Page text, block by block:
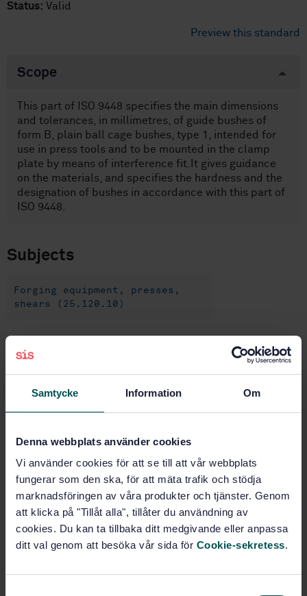
Samtycke Information Om
Denna webbplats använder cookies
Vi använder cookies för att se till att vår webbplats
fungerar som den ska, för att mäta trafik och stödja
marknadsföringen av våra produkter och tjänster. Genom
att klicka på "Tillåt alla", tillåter du användning av
cookies. Du kan ta tillbaka ditt medgivande eller anpassa
ditt val genom att besöka vår sida för Cookie-sekretess.
Status: Valid
Preview this standard
Scope
This part of ISO 9448 specifies the main dimensions
and tolerances, in millimetres, of guide bushes of
form B, plain ball cage bushes, type 1, intended for
use in press tools and to be mounted in the clamp
plate by means of interference fit.It gives guidance
on the materials, and specifies the hardness and the
designation of bushes in accordance with this part of
ISO 9448.
Subjects
Forging equipment, presses,
shears (25.120.10)
Buy this standard
STANDARD
SWEDISH STANDARD
ball cage busches, plain, type 1 (ISO 9448-3:2013,
Subscribe on standards - Read more
Price: